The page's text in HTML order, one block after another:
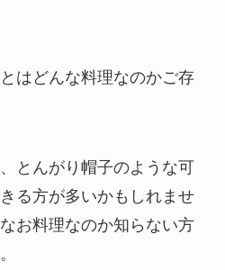
はどんな料理なのかご存
とんがり帽子のような可
る方が多いかもしれませ
お料理なのか知らない方